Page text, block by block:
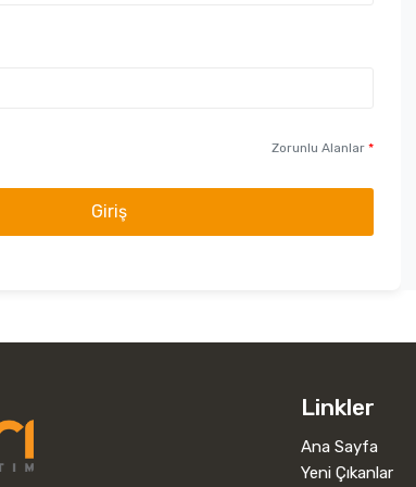
Zorunlu Alanlar *
Giriş
Linkler
Ana Sayfa
Yeni Çıkanlar